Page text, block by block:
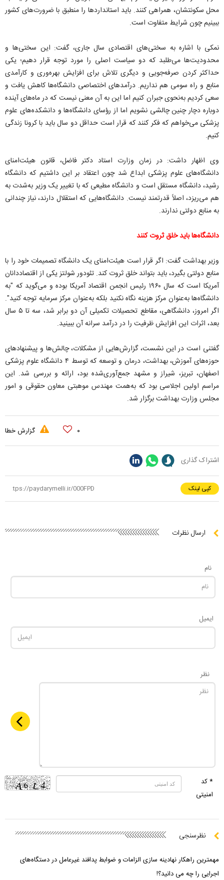
محل سکونتشان، همراهی کنند. باید استانداردها را منطبق با ضرورت‌های کشور
ببینیم چون شرایط متفاوت است.
نمکی با اشاره به سختی‌های اقتصادی سال جاری، گفت: این سختی‌ها و
محدودیت‌ها می‌طلبد که دو سیاست اصلی را مورد توجه قرار دهیم؛ یکی
حداکثر کردن صرفه‌جویی و دیگری تلاش برای افزایش بهره‌وری و کارآمدی
منابع و راه سومی هم نداریم. درآمدهای اختصاصی دانشگاه‌ها کاهش یافت و
سعی کردیم به‌نحوی جبران کنیم اما این به آن معنی نیست که در ماه‌های آینده
دوباره دچار چنین چالشی نشویم اما از رؤسای دانشگاه‌ها و دانشکده‌های علوم
پزشکی می‌خواهم که فکر کنند که قرار است حداقل دو سال باید با کرونا زندگی
کنیم.
وی اظهار داشت: در زمان وزارت استاد دکتر فاضل، قانون هیئت‌امنای
دانشگاه‌های علوم پزشکی ابداع شد چون اعتقاد بر این داشتیم که دانشگاه
رشید، دانشگاه مستقل است و دانشگاه مطیعی که با تغییر یک وزیر به‌شدت به
هم می‌ریزد، اصلاً قدرتمند نیست. دانشگاه‌هایی که استقلال دارند، نیاز چندانی
به منابع دولتی ندارند.
دانشگاه‌ها باید خلق ثروت کنند
وزیر بهداشت گفت: اگر قرار است هیئت‌امنای یک دانشگاه تصمیمات خود را با
منابع دولتی بگیرد، باید بتواند خلق ثروت کند. تئودور شولتز یکی از اقتصاددانان
آمریکا است که سال ۱۹۶۰ رئیس انجمن اقتصاد آمریکا بوده و می‌گوید که "به
دانشگاه‌ها به‌عنوان مرکز هزینه نگاه نکنید بلکه به‌عنوان مرکز سرمایه توجه کنید".
اگر امروز، دانشگاهی، مقاطع تحصیلات تکمیلی آن دو برابر شد، سه تا ۵ سال
بعد، اثرات این افزایش ظرفیت را در درآمد سرانه آن ببینید.
گفتنی است در این نشست، گزارش‌هایی از مشکلات، چالش‌ها و پیشنهاد‌های
حوزه‌های آموزش، بهداشت، درمان و توسعه که توسط ۴ دانشگاه علوم پزشکی
اصفهان، تبریز، شیراز و مشهد جمع‌آوری‌شده بود، ارائه و بررسی شد. این
مراسم اولین اجلاسی بود که به‌همت مهندس موهبتی معاون حقوقی و امور
مجلس وزارت بهداشت برگزار شد.
۰ گزارش خطا
اشتراک گذاری
کپی لینک
ارسال نظرات
نام
ایمیل
نظر
* کد
امنیتی
نظرسنجی
مهمترین راهکار نهادینه سازی الزامات و ضوابط پدافند غیرعامل در دستگاه‌های
اجرایی را چه می دانید؟!